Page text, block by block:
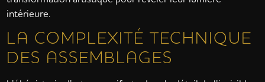
intérieure.
LA COMPLEXITÉ TECHNIQUE
DES ASSEMBLAGES